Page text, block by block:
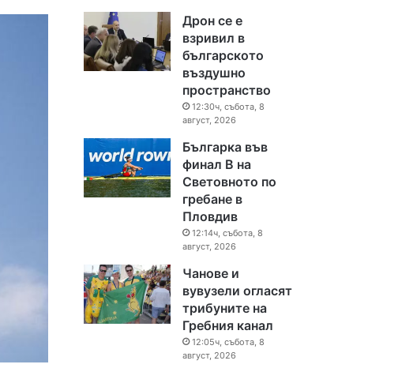
Дрон се е
взривил в
българското
въздушно
пространство
12:30ч, събота, 8
август, 2026
Българка във
финал B на
Световното по
гребане в
Пловдив
12:14ч, събота, 8
август, 2026
Чанове и
вувузели огласят
трибуните на
Гребния канал
12:05ч, събота, 8
август, 2026